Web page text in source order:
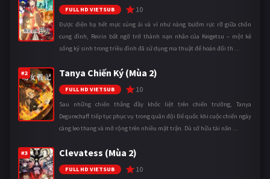
FULL HD VIETSUB 10
Được điện hạ hết mực sủng ái và ví như nàng bướm rực rỡ giữa chốn
cung đình, Reirin bất ngờ trở thành nạn nhân của Keigetsu – một kẻ
sống ký sinh trong triều đình đã sử dụng ma thuật để hoán đổi th ...
#2 Tanya Chiến Ký (Mùa 2)
FULL HD VIETSUB 10
Sau những chiến thắng đầy khốc liệt trên chiến trường, Tanya
Degurechaff tiếp tục phục vụ trong quân đội Đế quốc khi cuộc chiến ngày
càng leo thang và mở rộng trên nhiều mặt trận. Dù sở hữu tài năn ...
#3 Clevatess (Mùa 2)
FULL HD VIETSUB 10